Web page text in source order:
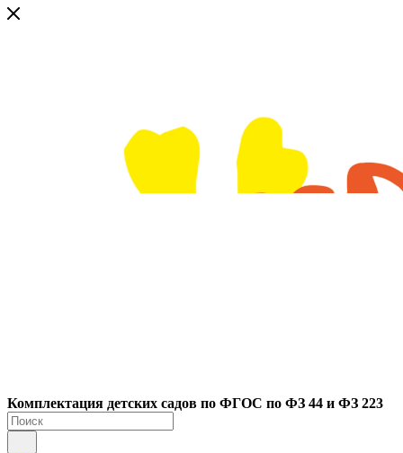
Комплектация детских садов по ФГОC по ФЗ 44 и ФЗ 223